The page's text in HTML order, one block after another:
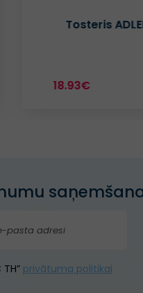
Vafeļu panna
29.19€
TH” privātuma politikai